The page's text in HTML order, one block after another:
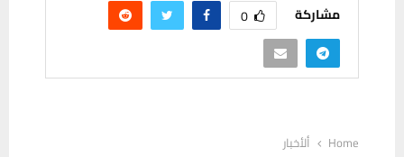
مشاركة 0
Home
ألأخبار